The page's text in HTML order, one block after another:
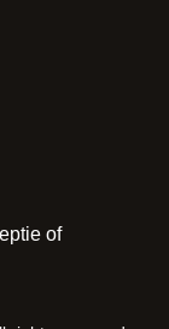
of